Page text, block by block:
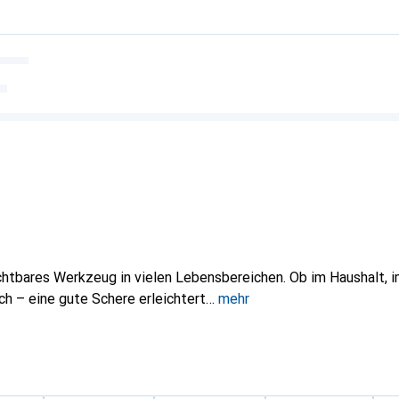
Werkzeug in vielen Lebensbereichen. Ob im Haushalt,
– eine gute Schere erleichtert
mehr